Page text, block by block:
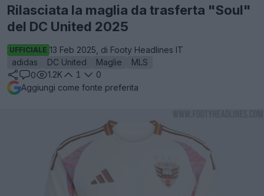
Rilasciata la maglia da trasferta "Soul"
del DC United 2025
UFFICIALE 13 Feb 2025, di Footy Headlines IT
adidas
DC United Maglie
MLS
0
1.2K 1
0
Aggiungi come fonte preferita